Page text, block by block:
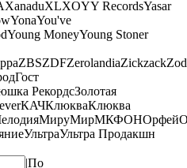
XanaduXLXOYY RecordsYasar
YonaYou've
Young MoneyYoung Stoner
ZBSZDFZerolandiaZickzack
Гост
РекордсЗолотая
КАЧКлюкваКлюква
МируМирМКФОНОрфей
УльтраУльтра Продакшн
|По